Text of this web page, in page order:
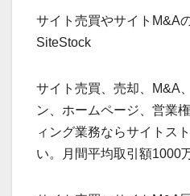
サイト売買やサイトM&A
SiteStock
サイト売買、売却、M&A
ン、ホームページ、営業
ィング業務ならサイトス
い。月間平均取引額1000